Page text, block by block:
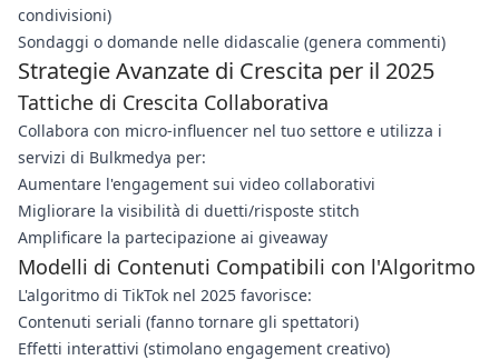
condivisioni)
Sondaggi o domande nelle didascalie (genera commenti)
Strategie Avanzate di Crescita per il 2025
Tattiche di Crescita Collaborativa
Collabora con micro-influencer nel tuo settore e utilizza i
servizi di Bulkmedya per:
Aumentare l'engagement sui video collaborativi
Migliorare la visibilità di duetti/risposte stitch
Amplificare la partecipazione ai giveaway
Modelli di Contenuti Compatibili con l'Algoritmo
L'algoritmo di TikTok nel 2025 favorisce:
Contenuti seriali (fanno tornare gli spettatori)
Effetti interattivi (stimolano engagement creativo)